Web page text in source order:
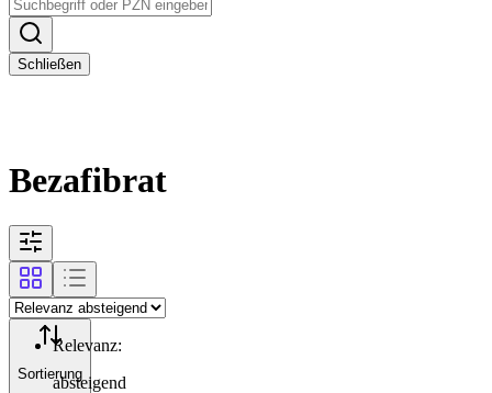
Schließen
Bezafibrat
Sortierung
Relevanz:
absteigend